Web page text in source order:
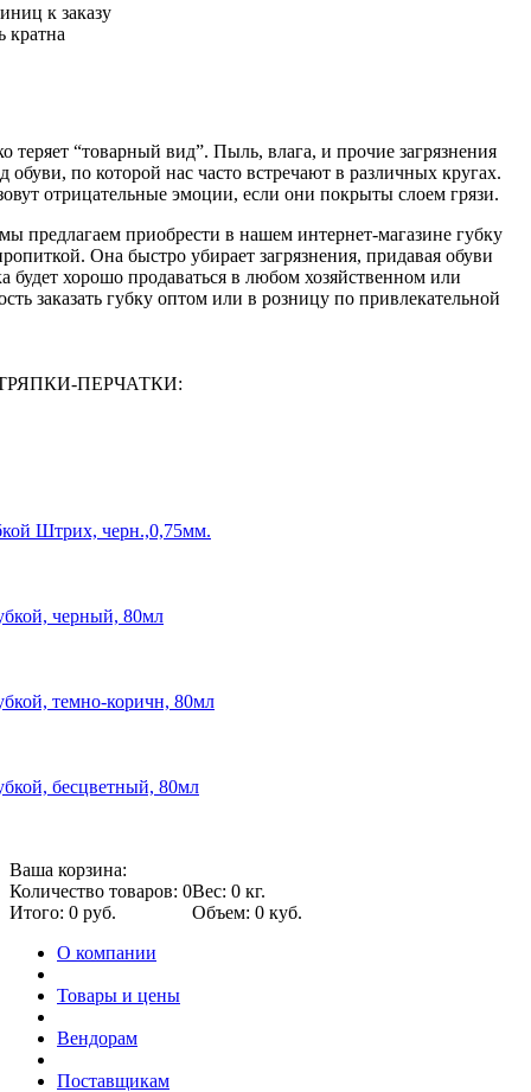
к заказу
кратна
теряет “товарный вид”. Пыль, влага, и прочие загрязнения
по которой нас часто встречают в различных кругах.
отрицательные эмоции, если они покрыты слоем грязи.
предлагаем приобрести в нашем интернет-магазине губку
Она быстро убирает загрязнения, придавая обуви
будет хорошо продаваться в любом хозяйственном или
заказать губку оптом или в розницу по привлекательной
ТРЯПКИ-ПЕРЧАТКИ:
Штрих, черн.,0,75мм.
черный, 80мл
темно-коричн, 80мл
бесцветный, 80мл
Ваша корзина:
Количество товаров: 0Вес: 0 кг.
Итого: 0 руб.
Объем: 0 куб.
О компании
Товары и цены
Вендорам
Поставщикам